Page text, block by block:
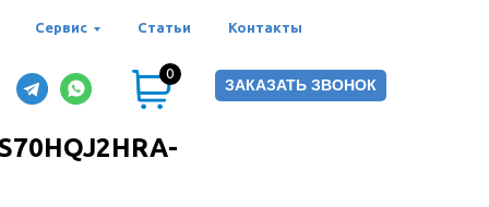
Сервис Статьи Контакты
ЗАКАЗАТЬ ЗВОНОК
0